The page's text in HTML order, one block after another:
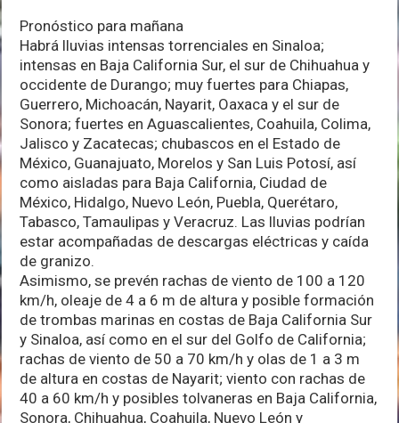
Pronóstico para mañana
Habrá lluvias intensas torrenciales en Sinaloa;
intensas en Baja California Sur, el sur de Chihuahua y
occidente de Durango; muy fuertes para Chiapas,
Guerrero, Michoacán, Nayarit, Oaxaca y el sur de
Sonora; fuertes en Aguascalientes, Coahuila, Colima,
Jalisco y Zacatecas; chubascos en el Estado de
México, Guanajuato, Morelos y San Luis Potosí, así
como aisladas para Baja California, Ciudad de
México, Hidalgo, Nuevo León, Puebla, Querétaro,
Tabasco, Tamaulipas y Veracruz. Las lluvias podrían
estar acompañadas de descargas eléctricas y caída
de granizo.
Asimismo, se prevén rachas de viento de 100 a 120
km/h, oleaje de 4 a 6 m de altura y posible formación
de trombas marinas en costas de Baja California Sur
y Sinaloa, así como en el sur del Golfo de California;
rachas de viento de 50 a 70 km/h y olas de 1 a 3 m
de altura en costas de Nayarit; viento con rachas de
40 a 60 km/h y posibles tolvaneras en Baja California,
Sonora, Chihuahua, Coahuila, Nuevo León y